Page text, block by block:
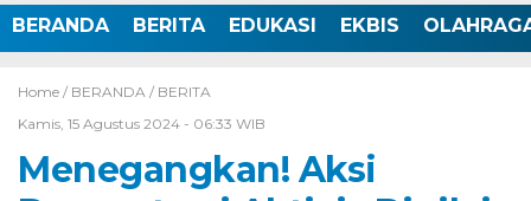
BERANDA BERITA EDUKASI EKBIS
Home / BERANDA / BERITA
Kamis, 15 Agustus 2024 - 06:33 WIB
Menegangkan! Aksi